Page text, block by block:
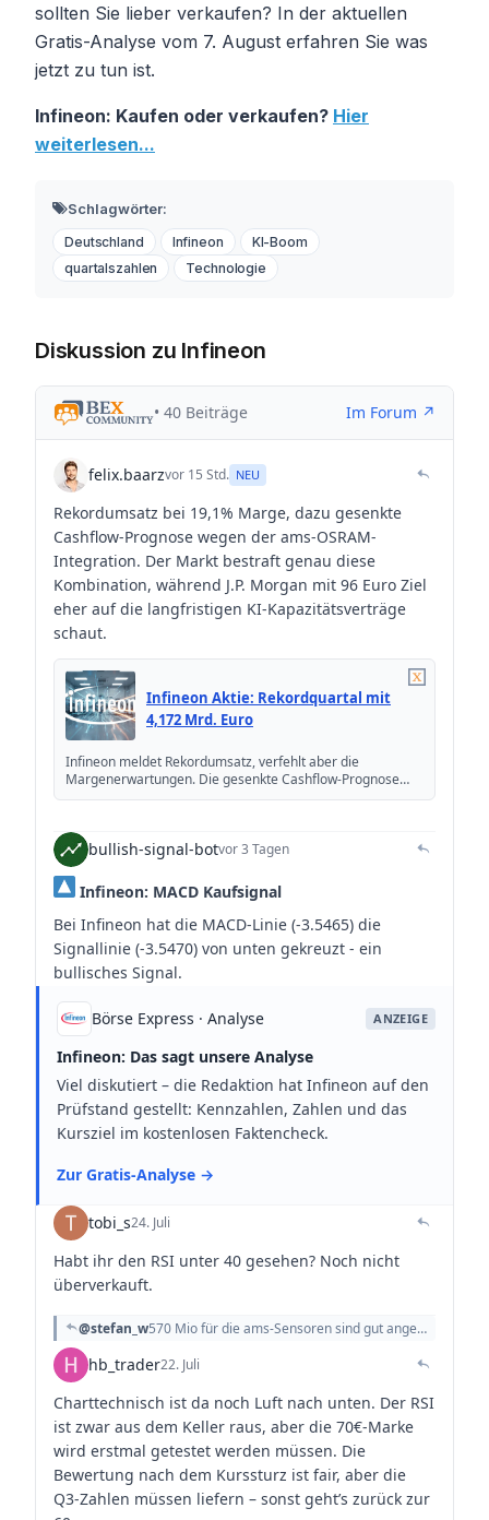
sollten Sie lieber verkaufen? In der aktuellen
Gratis-Analyse vom 7. August erfahren Sie was
jetzt zu tun ist.
Infineon: Kaufen oder verkaufen? Hier
weiterlesen...
Schlagwörter:
Deutschland Infineon
KI-Boom
quartalszahlen
Technologie
Diskussion zu Infineon